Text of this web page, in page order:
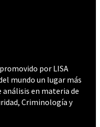
por LISA
mundo un lugar más
en materia de
Criminología y